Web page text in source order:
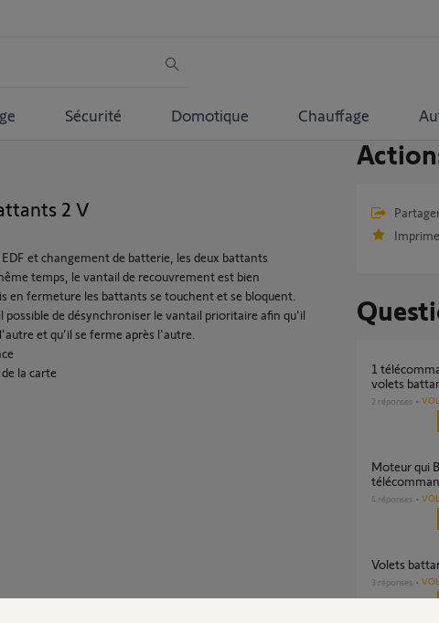
Sécurité Domotique Chauffage
2 V
et changement de batterie, les deux battants
temps, le vantail de recouvrement est bien
en fermeture les battants se touchent et se bloquent.
de désynchroniser le vantail prioritaire afin qu'il
et qu'il se ferme après l'autre.
la carte
1 télécommande actionne 2 moteurs de
volets
2 réponses
Moteur qui BIP sans aucune action sur la
4 réponses
Volets
3 réponses